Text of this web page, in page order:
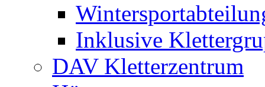
Inklusive
DAV Kletterzentrum